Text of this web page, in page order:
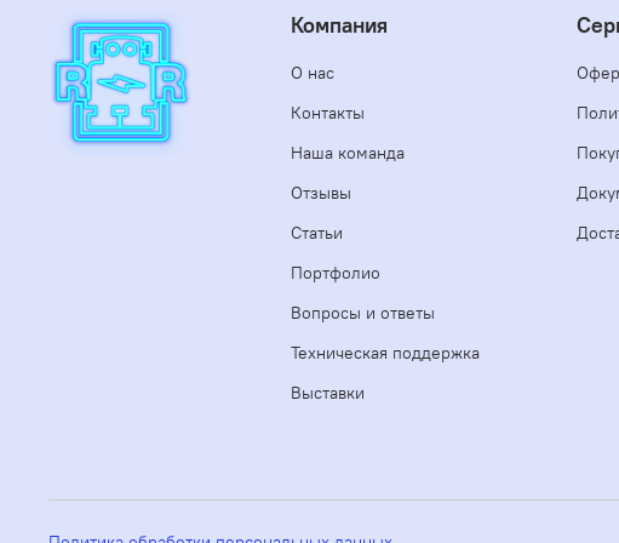
Компания
О нас
Контакты
Наша команда
Отзывы
Статьи
Портфолио
Вопросы и ответы
Техническая поддержка
Выставки